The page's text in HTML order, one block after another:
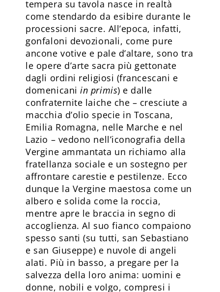
tempera su tavola nasce in realtà
come stendardo da esibire durante le
processioni sacre. All’epoca, infatti,
gonfaloni devozionali, come pure
ancone votive e pale d’altare, sono tra
le opere d’arte sacra più gettonate
dagli ordini religiosi (francescani e
domenicaniin primis) e dalle
confraternite laiche che – cresciute a
macchia d’olio specie in Toscana,
Emilia Romagna, nelle Marche e nel
Lazio – vedono nell’iconografia della
Vergine ammantata un richiamo alla
fratellanza sociale e un sostegno per
affrontare carestie e pestilenze. Ecco
dunque la Vergine maestosa come un
albero e solida come la roccia,
mentre apre le braccia in segno di
accoglienza. Al suo fianco compaiono
spesso santi (su tutti, san Sebastiano
e san Giuseppe) e nuvole di angeli
alati. Più in basso, a pregare per la
salvezza della loro anima: uomini e
donne, nobili e volgo, compresi i